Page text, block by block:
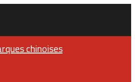
chinoises